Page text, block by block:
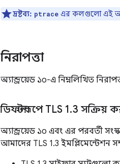
দ্রষ্টব্য: ptrace এর কলগুলো এই
নিরাপত্তা
অ্যান্ড্রয়েড ১০-এ নিম্নলিখিত
ডিফল্টরূপে TLS 1.3 সক্রিয়
অ্যান্ড্রয়েড ১০ এবং এর পরবর্তী
আমাদের TLS 1.3 ইমপ্লিমেন্টেশন